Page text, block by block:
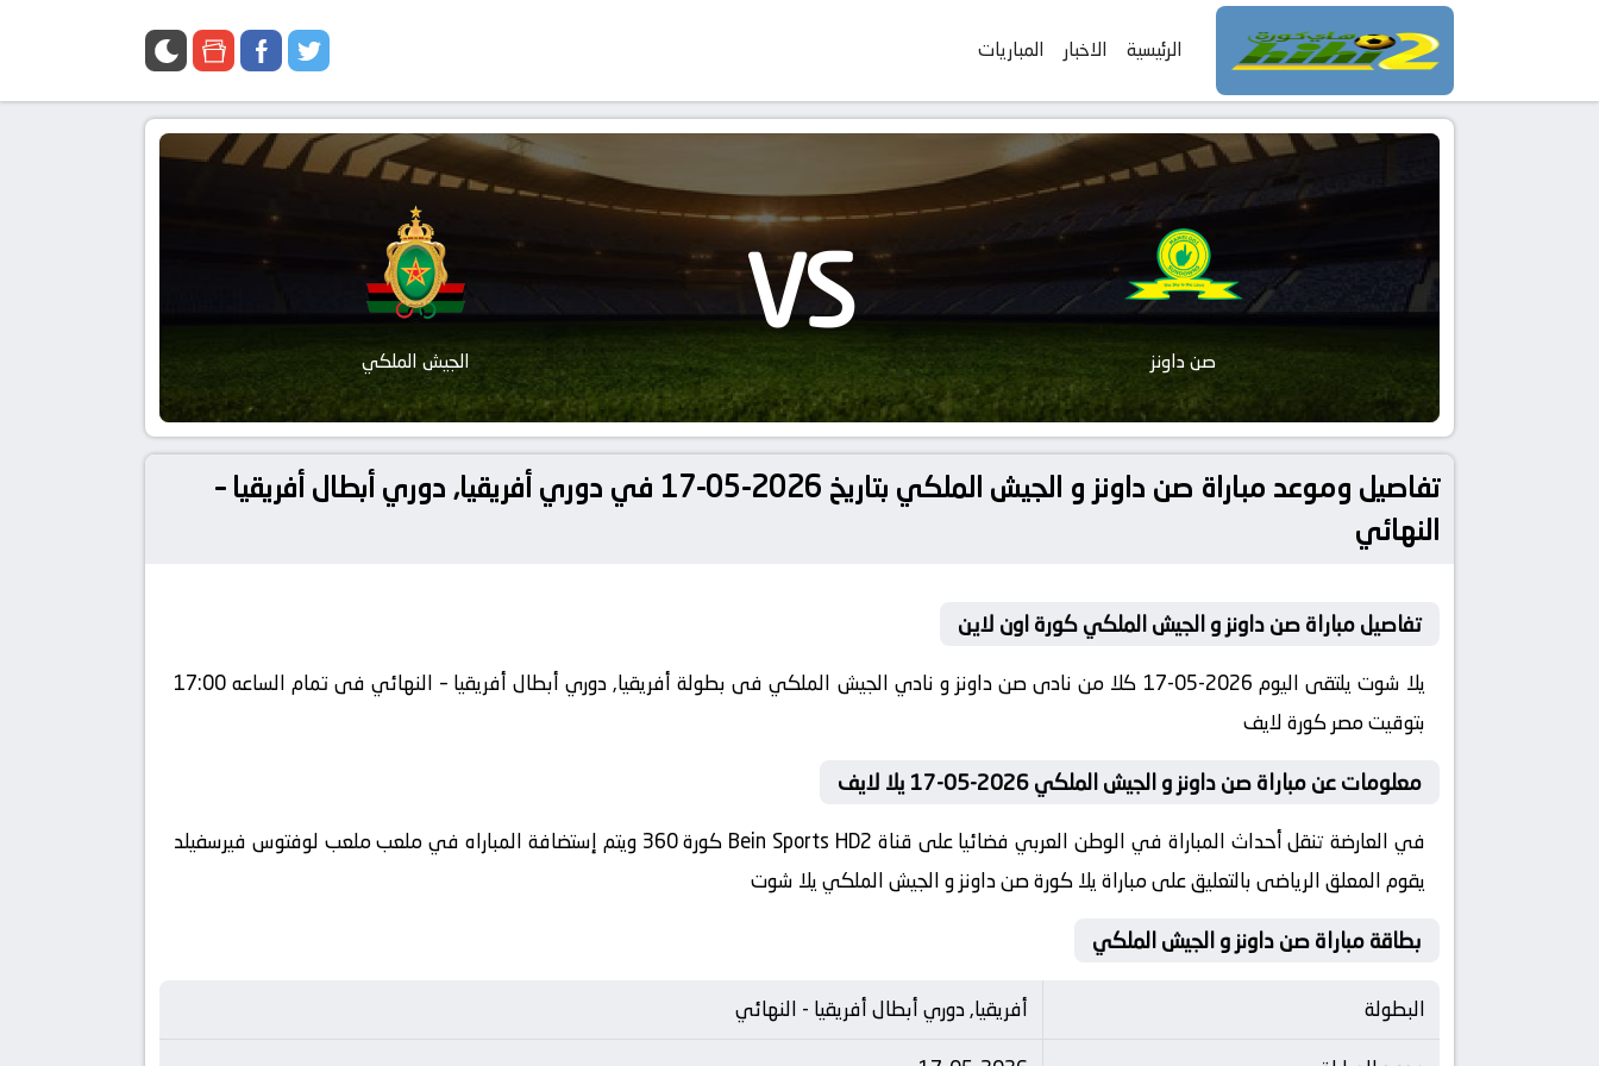
الرئيسية الاخبار المباريات
صن داونز VS الجيش الملكي
تفاصيل وموعد مباراة صن داونز و الجيش الملكي بتاريخ 2026-05-17 في دوري أفريقيا, دوري أبطال أفريقيا –
النهائي
تفاصيل مباراة صن داونز و الجيش الملكي كورة اون لاين
يلا شوت يلتقى اليوم 2026-05-17 كلا من نادى صن داونز و نادي الجيش الملكي فى بطولة أفريقيا, دوري أبطال أفريقيا – النهائي فى تمام الساعه 17:00
بتوقيت مصر كورة لايف
معلومات عن مباراة صن داونز و الجيش الملكي 2026-05-17 يلا لايف
في العارضة تنقل أحداث المباراة في الوطن العربي فضائيا على قناة Bein Sports HD2 كورة 360 ويتم إستضافة المباراه في ملعب ملعب لوفتوس فيرسفيلد
يقوم المعلق الرياضى بالتعليق على مباراة يلا كورة صن داونز و الجيش الملكي يلا شوت
بطاقة مباراة صن داونز و الجيش الملكي
البطولة
أفريقيا, دوري أبطال أفريقيا - النهائي